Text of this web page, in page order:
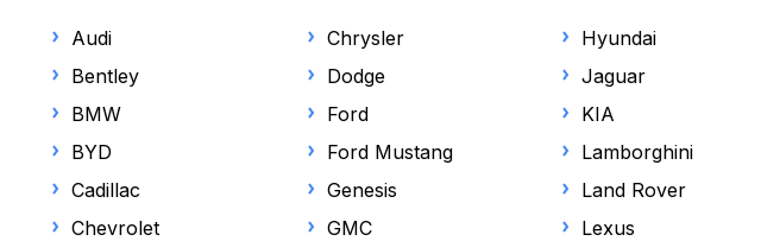
Audi
Bentley
BMW
BYD
Cadillac
Chevrolet
Chrysler
Dodge
Ford
Ford Mustang
Genesis
GMC
Hyundai
Jaguar
KIA
Lamborghini
Land Rover
Lexus